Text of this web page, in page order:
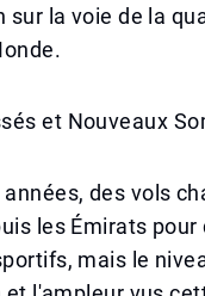
sur la voie de la
et Nouveaux
des vols
les Émirats pour
mais le